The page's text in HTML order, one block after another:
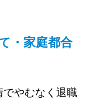
・家庭都合
やむなく退職